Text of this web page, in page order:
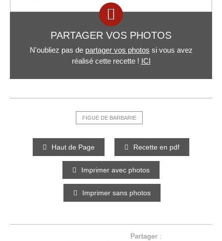
PARTAGER VOS PHOTOS
N'oubliez pas de partager vos photos si vous avez
réalisé cette recette ! ICI
FIGUE DE BARBARIE
Haut de Page Recette en pdf
Imprimer avec photos
Imprimer sans photos
Partager :